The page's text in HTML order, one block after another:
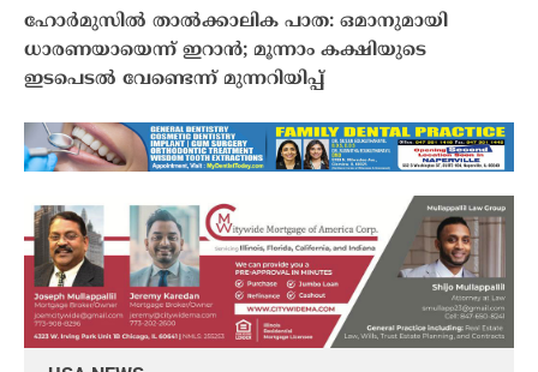
ഹോർമുസിൽ താൽക്കാലിക പാത: ഒമാനുമായി
ധാരണയായെന്ന് ഇറാൻ; മൂന്നാം കക്ഷിയുടെ
ഇടപെടൽ വേണ്ടെന്ന് മുന്നറിയിപ്പ്